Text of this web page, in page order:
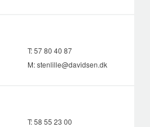
T:57 80 40 87
M:stenlille@davidsen.dk
T:58 55 23 00